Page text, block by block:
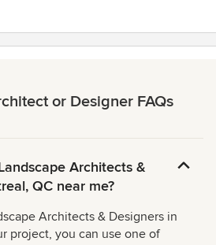
or Designer FAQs
Architects &
QC near me?
Architects & Designers in
project, you can use one of